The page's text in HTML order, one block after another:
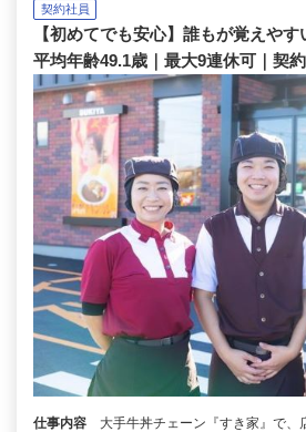
契約社員
【初めてでも安心】誰もが覚えやす
平均年齢49.1歳｜最大9連休可｜契
仕事内容
大手牛丼チェーン『すき家』で、